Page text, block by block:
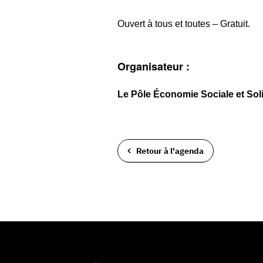
Ouvert à tous et toutes – Gratuit.
Organisateur :
Le Pôle Économie Sociale et
Retour à l'agenda